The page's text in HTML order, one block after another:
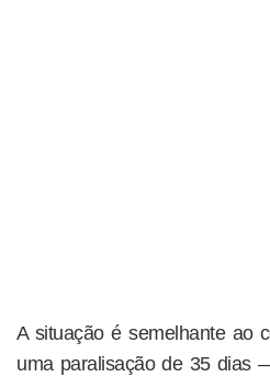
A situação é semelhante ao
uma paralisação de 35